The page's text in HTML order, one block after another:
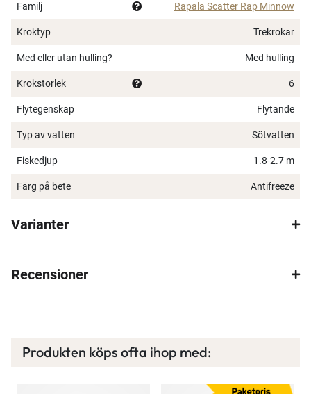
Bättre priser, fri frakt på alla ordrar, bonuscheck
Läs mer här
×
Familj Rapala Scatter Rap Minnow
Kroktyp Trekrokar
Med eller utan hulling? Med hulling
Krokstorlek 6
Flytegenskap Flytande
Typ av vatten Sötvatten
Fiskedjup 1.8-2.7 m
Färg på bete Antifreeze
Varianter
Recensioner
Produkten köps ofta ihop med: